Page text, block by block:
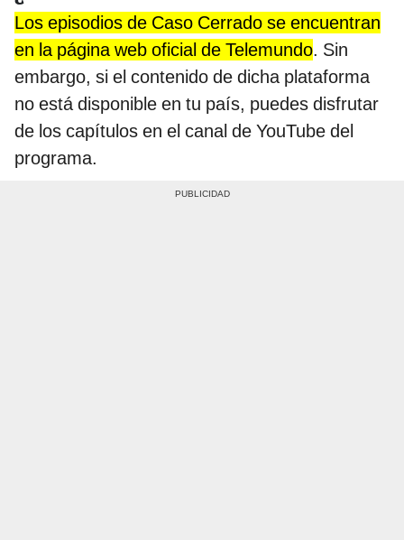
Los episodios de Caso Cerrado se encuentran
en la página web oficial de Telemundo. Sin
embargo, si el contenido de dicha plataforma
no está disponible en tu país, puedes disfrutar
de los capítulos en el canal de YouTube del
programa.